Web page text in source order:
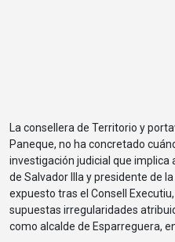
La consellera de Territorio y portavoz de la Generalitat, Sílvia
Paneque, no ha concretado
investigación judicial que implica
de Salvador Illa y presidente de
expuesto tras el Consell
supuestas irregularidades
como alcalde de Esparreguera,